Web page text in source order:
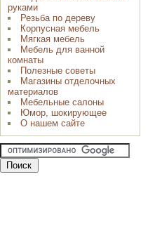
руками
Резьба по дереву
Корпусная мебель
Мягкая мебель
Мебель для ванной
комнаты
Полезные советы
Магазины отделочных
материалов
Мебельные салоны
Юмор, шокирующее
О нашем сайте